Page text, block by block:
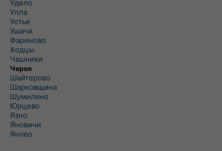
Удело
Улла
Устье
Ушачи
Фариново
Ходцы
Чашники
Черея
Шайтерово
Шарковщина
Шумилино
Юрцево
Язно
Яновичи
Яново